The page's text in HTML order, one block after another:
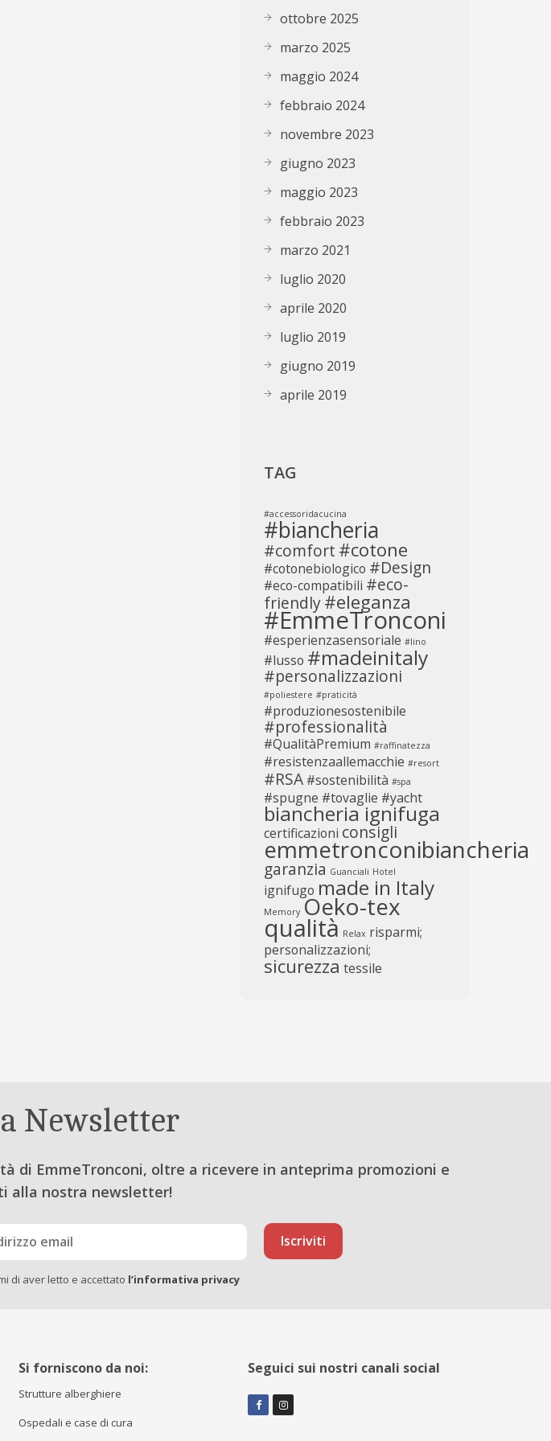
ottobre 2025
marzo 2025
maggio 2024
febbraio 2024
novembre 2023
giugno 2023
maggio 2023
febbraio 2023
marzo 2021
luglio 2020
aprile 2020
luglio 2019
giugno 2019
aprile 2019
TAG
#accessoridacucina
#biancheria
#comfort #cotone
#cotonebiologico #Design
#eco-compatibili #eco-
friendly#eleganza
#EmmeTronconi
#esperienzasensoriale #lino
#lusso #madeinitaly
#personalizzazioni
#poliestere #praticità
#produzionesostenibile
#professionalità
#QualitàPremium #raffinatezza
#resistenzaallemacchie #resort
#RSA #sostenibilità #spa
#spugne #tovaglie #yacht
biancheria ignifuga
certificazioni consigli
emmetronconibiancheria
garanzia Guanciali Hotel
ignifugo made in Italy
Memory Oeko-tex
qualità Relax risparmi;
personalizzazioni;
sicurezza tessile
Newsletter
di EmmeTronconi, oltre a ricevere in anteprima promozioni e
alla nostra newsletter!
di aver letto e accettato l’informativa privacy
Si forniscono da noi:
Strutture alberghiere
Ospedali e case di cura
Seguici sui nostri canali social